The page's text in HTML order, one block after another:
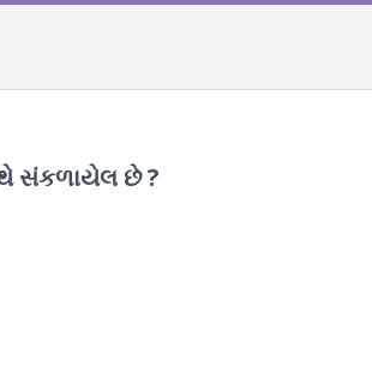
સંકળાયેલ છે ?